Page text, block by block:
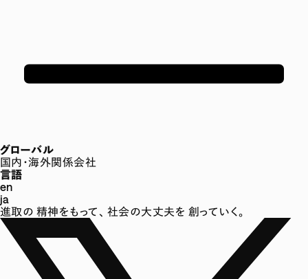
グローバル
国内・海外関係会社
言語
en
ja
進取の 精神をもって、 社会の大丈夫を 創っていく。